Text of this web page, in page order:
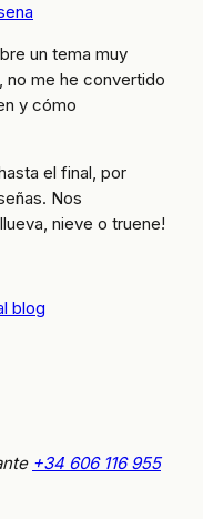
un tema muy
no me he convertido
y cómo
el final, por
Nos
nieve o truene!
blog
+34 606 116 955